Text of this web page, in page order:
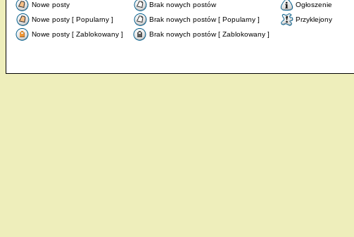
Nowe posty Brak nowych postów
Ogłoszenie
Nowe posty [ Popularny ]
Brak nowych postów [ Popularny ]
Przyklejony
Nowe posty [ Zablokowany ]
Brak nowych postów [ Zablokowany ]